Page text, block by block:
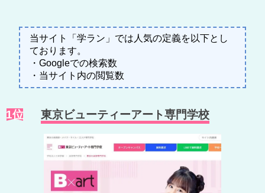
当サイト「学ラン」では人気の定義を以下とし
ております。
・Googleでの検索数
・当サイト内の閲覧数
1位 東京ビューティーアート専門学校